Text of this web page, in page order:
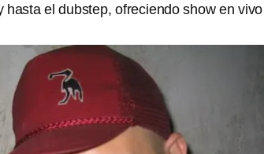
el dubstep, ofreciendo show en vivo